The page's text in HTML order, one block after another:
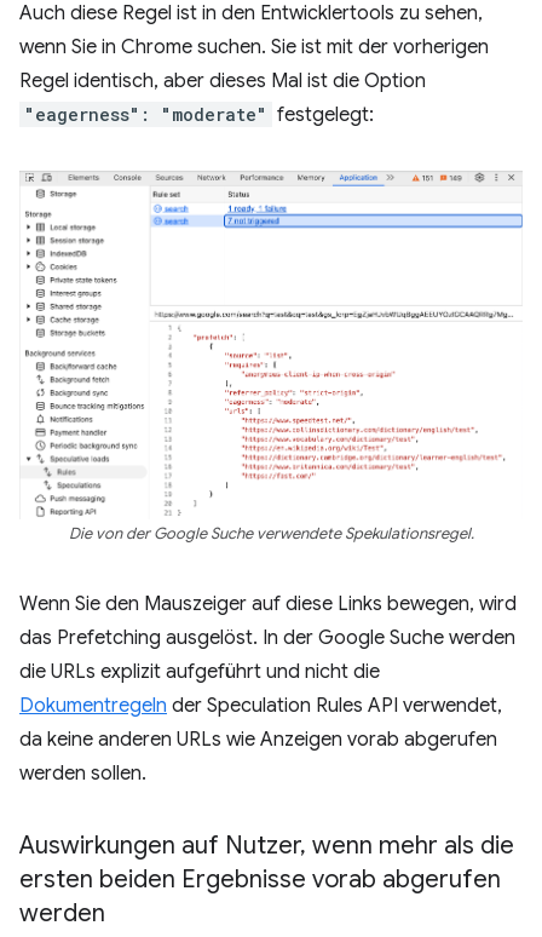
Auch diese Regel ist in den Entwicklertools zu sehen,
wenn Sie in Chrome suchen. Sie ist mit der vorherigen
Regel identisch, aber dieses Mal ist die Option
"eagerness": "moderate" festgelegt:
Die von der Google Suche verwendete Spekulationsregel.
Wenn Sie den Mauszeiger auf diese Links bewegen, wird
das Prefetching ausgelöst. In der Google Suche werden
die URLs explizit aufgeführt und nicht die
Dokumentregeln der Speculation Rules API verwendet,
da keine anderen URLs wie Anzeigen vorab abgerufen
werden sollen.
Auswirkungen auf Nutzer, wenn mehr als die
ersten beiden Ergebnisse vorab abgerufen
werden